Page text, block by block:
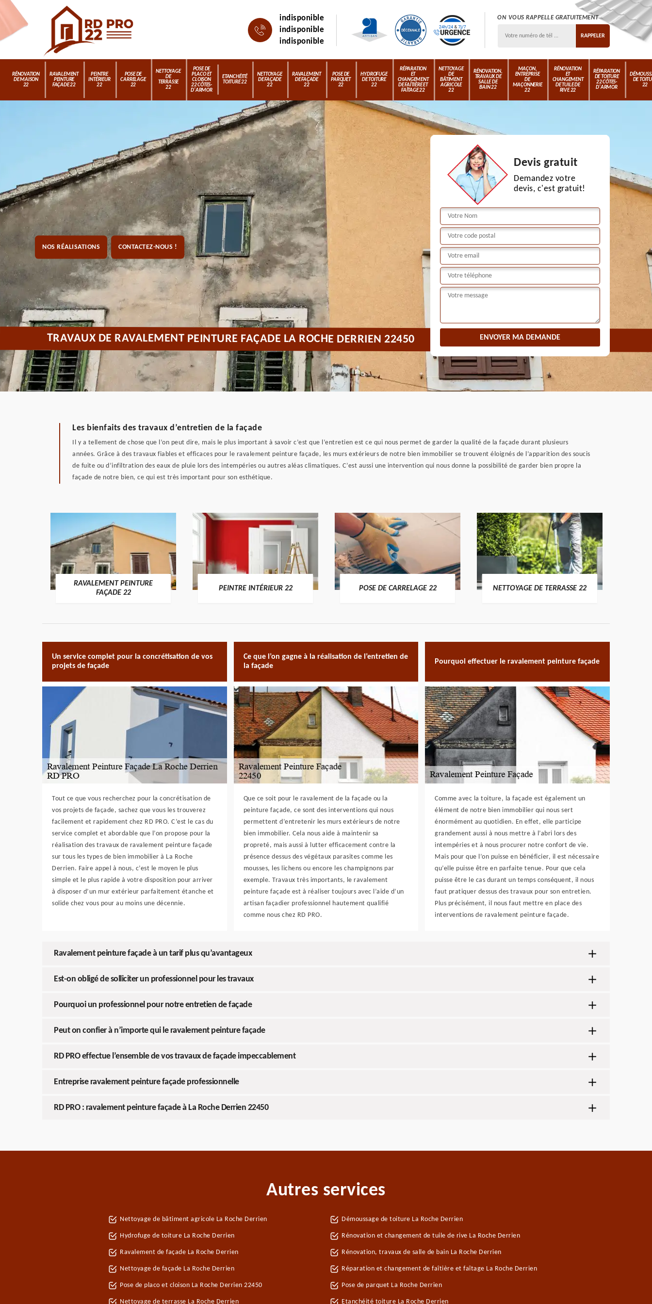
indisponible
indisponible
indisponible
ON VOUS RAPPELLE GRATUITEMENT
RÉNOVATION
DE MAISON
22
RAVALEMENT
PEINTURE
FAÇADE 22
PEINTRE
INTÉRIEUR
22
POSE DE
CARRELAGE
22
NETTOYAGE
DE
TERRASSE
22
POSE DE
PLACO ET
CLOISON
22 CÔTES-
D'ARMOR
ETANCHÉITÉ
TOITURE 22
NETTOYAGE
DE FAÇADE
22
RAVALEMENT
DE FAÇADE
22
POSE DE
PARQUET
22
HYDROFUGE
DE TOITURE
22
RÉPARATION
ET
CHANGEMENT
DE FAÎTIÈRE ET
FAÎTAGE 22
NETTOYAGE
DE
BÂTIMENT
AGRICOLE
22
RÉNOVATION,
TRAVAUX DE
SALLE DE
BAIN 22
MAÇON,
ENTREPRISE
DE
MAÇONNERIE
22
RÉNOVATION
ET
CHANGEMENT
DE TUILE DE
RIVE 22
RÉPARATION
DE TOITURE
22 CÔTES-
D'ARMOR
DE
22
NOS RÉALISATIONS CONTACTEZ-NOUS !
Devis gratuit
Demandez votre
devis, c'est gratuit!
TRAVAUX DE RAVALEMENT PEINTURE FAÇADE LA ROCHE DERRIEN 22450
Les bienfaits des travaux d’entretien de la façade
Il y a tellement de chose que l’on peut dire, mais le plus important à savoir c’est que l’entretien est ce qui nous permet de garder la qualité de la façade durant plusieurs
années. Grâce à des travaux fiables et efficaces pour le ravalement peinture façade, les murs extérieurs de notre bien immobilier se trouvent éloignés de l’apparition des soucis
de fuite ou d’infiltration des eaux de pluie lors des intempéries ou autres aléas climatiques. C’est aussi une intervention qui nous donne la possibilité de garder bien propre la
façade de notre bien, ce qui est très important pour son esthétique.
RAVALEMENT PEINTURE
FAÇADE 22
PEINTRE INTÉRIEUR 22 POSE DE CARRELAGE 22 NETTOYAGE DE TERRASSE 22
Un service complet pour la concrétisation de vos
projets de façade
Tout ce que vous recherchez pour la concrétisation de
vos projets de façade, sachez que vous les trouverez
facilement et rapidement chez RD PRO. C’est le cas du
service complet et abordable que l’on propose pour la
réalisation des travaux de ravalement peinture façade
sur tous les types de bien immobilier à La Roche
Derrien. Faire appel à nous, c’est le moyen le plus
simple et le plus rapide à votre disposition pour arriver
à disposer d’un mur extérieur parfaitement étanche et
solide chez vous pour au moins une décennie.
Ce que l’on gagne à la réalisation de l’entretien de
la façade
Que ce soit pour le ravalement de la façade ou la
peinture façade, ce sont des interventions qui nous
permettent d’entretenir les murs extérieurs de notre
bien immobilier. Cela nous aide à maintenir sa
propreté, mais aussi à lutter efficacement contre la
présence dessus des végétaux parasites comme les
mousses, les lichens ou encore les champignons par
exemple. Travaux très importants, le ravalement
peinture façade est à réaliser toujours avec l’aide d’un
artisan façadier professionnel hautement qualifié
comme nous chez RD PRO.
Pourquoi effectuer le ravalement peinture façade
Comme avec la toiture, la façade est également un
élément de notre bien immobilier qui nous sert
énormément au quotidien. En effet, elle participe
grandement aussi à nous mettre à l’abri lors des
intempéries et à nous procurer notre confort de vie.
Mais pour que l’on puisse en bénéficier, il est nécessaire
qu’elle puisse être en parfaite tenue. Pour que cela
puisse être le cas durant un temps conséquent, il nous
faut pratiquer dessus des travaux pour son entretien.
Plus précisément, il nous faut mettre en place des
interventions de ravalement peinture façade.
Ravalement peinture façade à un tarif plus qu’avantageux
Est-on obligé de solliciter un professionnel pour les travaux
Pourquoi un professionnel pour notre entretien de façade
Peut on confier à n’importe qui le ravalement peinture façade
RD PRO effectue l’ensemble de vos travaux de façade impeccablement
Entreprise ravalement peinture façade professionnelle
RD PRO : ravalement peinture façade à La Roche Derrien 22450
Autres services
Nettoyage de bâtiment agricole La Roche Derrien
Hydrofuge de toiture La Roche Derrien
Ravalement de façade La Roche Derrien
Nettoyage de façade La Roche Derrien
Pose de placo et cloison La Roche Derrien 22450
Nettoyage de terrasse La Roche Derrien
Démoussage de toiture La Roche Derrien
Rénovation et changement de tuile de rive La Roche Derrien
Rénovation, travaux de salle de bain La Roche Derrien
Réparation et changement de faîtière et faîtage La Roche Derrien
Pose de parquet La Roche Derrien
Etanchéité toiture La Roche Derrien